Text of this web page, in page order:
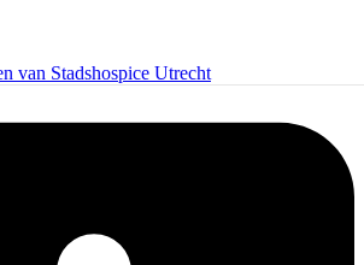
van Stadshospice Utrecht